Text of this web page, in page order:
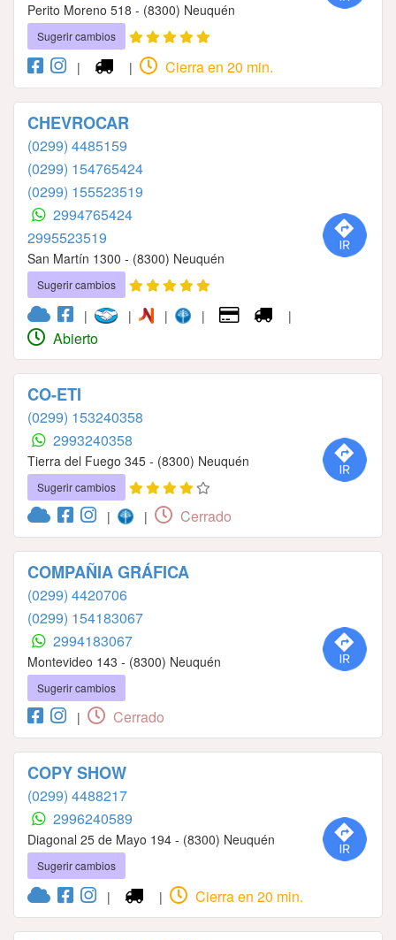
Perito Moreno 518 - (8300) Neuquén
Sugerir cambios
| | Cierra en 20 min.
CHEVROCAR
(0299) 4485159
(0299) 154765424
(0299) 155523519
2994765424
2995523519
San Martín 1300 - (8300) Neuquén
Sugerir cambios
| | | | |
Abierto
CO-ETI
(0299) 153240358
2993240358
Tierra del Fuego 345 - (8300) Neuquén
Sugerir cambios
| | Cerrado
COMPAÑIA GRÁFICA
(0299) 4420706
(0299) 154183067
2994183067
Montevideo 143 - (8300) Neuquén
Sugerir cambios
| Cerrado
COPY SHOW
(0299) 4488217
2996240589
Diagonal 25 de Mayo 194 - (8300) Neuquén
Sugerir cambios
| | Cierra en 20 min.